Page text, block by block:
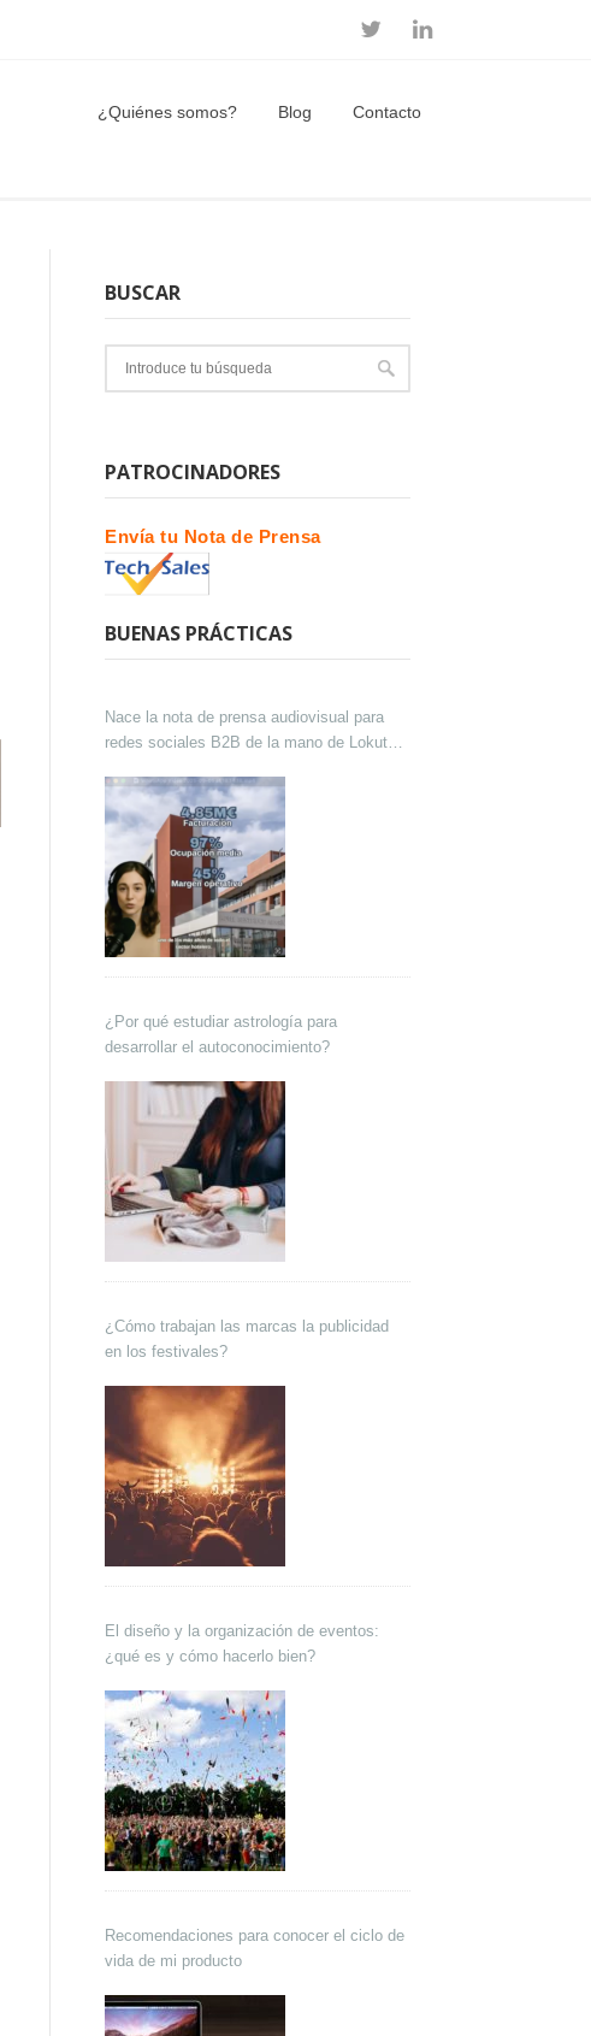
¿Quiénes somos? Blog Contacto
BUSCAR
PATROCINADORES
Envía tu Nota de Prensa
BUENAS PRÁCTICAS
Nace la nota de prensa audiovisual para
redes sociales B2B de la mano de Lokutor
¿Por qué estudiar astrología para
desarrollar el autoconocimiento?
¿Cómo trabajan las marcas la publicidad
en los festivales?
El diseño y la organización de eventos:
¿qué es y cómo hacerlo bien?
Recomendaciones para conocer el ciclo de
vida de mi producto